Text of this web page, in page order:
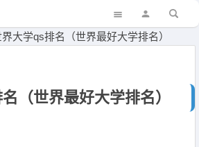
界大学qs排名（世界最好大学排名）
（世界最好大学排名）